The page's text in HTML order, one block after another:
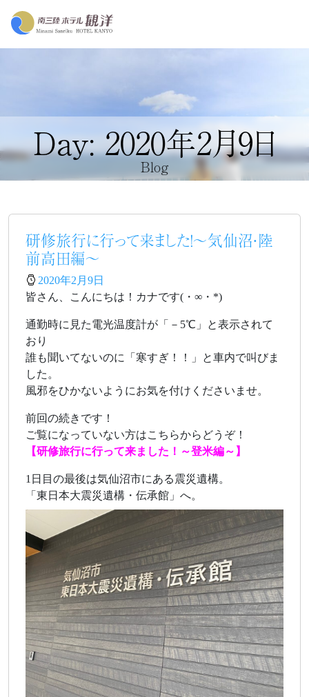
Day: 2020年2月9日
Blog
研修旅行に行って来ました！～気仙沼・陸
前高田編～
2020年2月9日
皆さん、こんにちは！カナです(・∞・*)
通勤時に見た電光温度計が「－5℃」と表示されて
おり
誰も聞いてないのに「寒すぎ！！」と車内で叫びま
した。
風邪をひかないようにお気を付けくださいませ。
前回の続きです！
ご覧になっていない方はこちらからどうぞ！
【研修旅行に行って来ました！～登米編～】
1日目の最後は気仙沼市にある震災遺構。
「東日本大震災遺構・伝承館」へ。